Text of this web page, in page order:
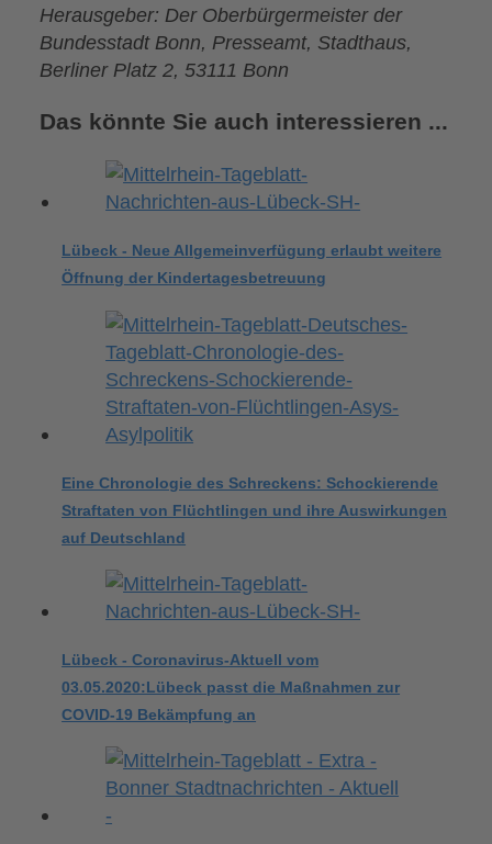
Herausgeber: Der Oberbürgermeister der
Bundesstadt Bonn, Presseamt, Stadthaus,
Berliner Platz 2, 53111 Bonn
Das könnte Sie auch interessieren ...
Lübeck - Neue Allgemeinverfügung erlaubt weitere
Öffnung der Kindertagesbetreuung
Eine Chronologie des Schreckens: Schockierende
Straftaten von Flüchtlingen und ihre Auswirkungen
auf Deutschland
Lübeck - Coronavirus-Aktuell vom
03.05.2020:Lübeck passt die Maßnahmen zur
COVID-19 Bekämpfung an